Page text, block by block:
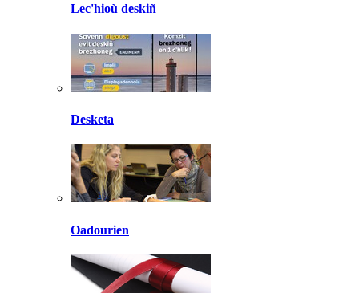
Lec'hioù deskiñ
Desketa
Oadourien